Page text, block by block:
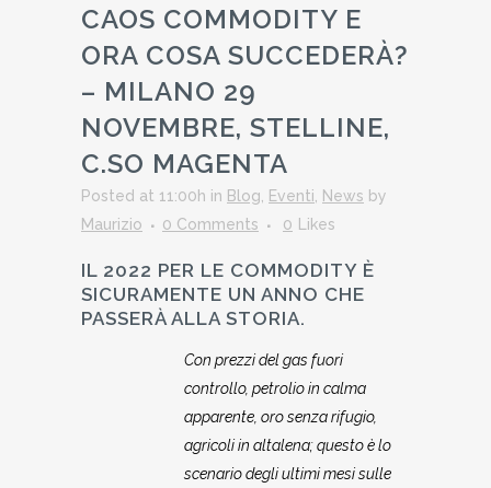
CAOS COMMODITY E
ORA COSA SUCCEDERÀ?
– MILANO 29
NOVEMBRE, STELLINE,
C.SO MAGENTA
Posted at 11:00h in Blog Eventi News by
Maurizio
0 Comments 0 Likes
IL 2022 PER LE COMMODITY È
SICURAMENTE UN ANNO CHE
PASSERÀ ALLA STORIA.
Con prezzi del gas fuori
controllo, petrolio in calma
apparente, oro senza rifugio,
agricoli in altalena; questo è lo
scenario degli ultimi mesi sulle